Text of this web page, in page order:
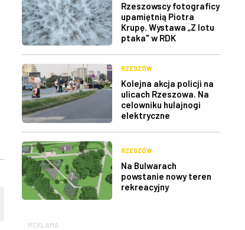
Rzeszowscy fotograficy
upamiętnią Piotra
Krupę. Wystawa „Z lotu
ptaka" w RDK
RZESZÓW
Kolejna akcja policji na
ulicach Rzeszowa. Na
celowniku hulajnogi
elektryczne
RZESZÓW
Na Bulwarach
powstanie nowy teren
rekreacyjny
REKLAMA